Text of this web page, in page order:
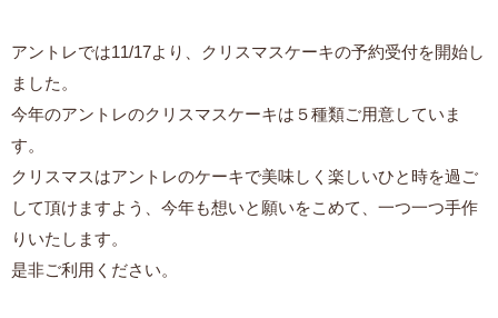
アントレでは11/17より、クリスマスケーキの予約受付を開始し
ました。
今年のアントレのクリスマスケーキは５種類ご用意していま
す。
クリスマスはアントレのケーキで美味しく楽しいひと時を過ご
して頂けますよう、今年も想いと願いをこめて、一つ一つ手作
りいたします。
是非ご利用ください。